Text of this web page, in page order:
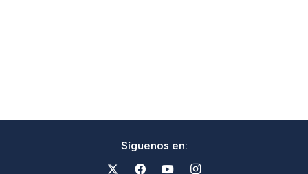
Síguenos en: